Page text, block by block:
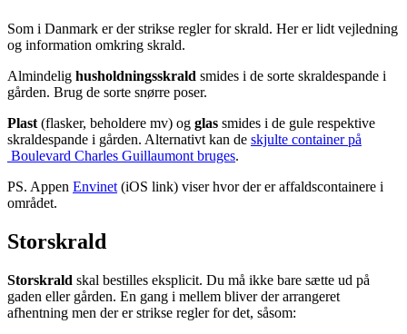
Som i Danmark er der strikse regler for skrald. Her er lidt vejledning
og information omkring skrald.
Almindelig husholdningsskrald smides i de sorte skraldespande i
gården. Brug de sorte snørre poser.
Plast (flasker, beholdere mv) og glas smides i de gule respektive
skraldespande i gården. Alternativt kan de skjulte container på
Boulevard Charles Guillaumont bruges.
PS. Appen Envinet (iOS link) viser hvor der er affaldscontainere i
området.
Storskrald
Storskrald skal bestilles eksplicit. Du må ikke bare sætte ud på
gaden eller gården. En gang i mellem bliver der arrangeret
afhentning men der er strikse regler for det, såsom: